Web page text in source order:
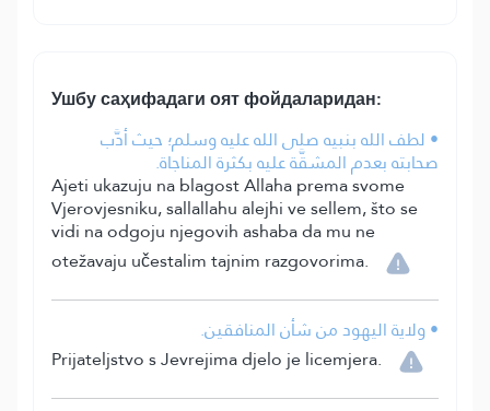
Ушбу саҳифадаги оят фойдаларидан:
• لطف الله بنبيه صلى الله عليه وسلم؛ حيث أدَّب
صحابته بعدم المشقَّة عليه بكثرة المناجاة.
Ajeti ukazuju na blagost Allaha prema svome
Vjerovjesniku, sallallahu alejhi ve sellem, što se
vidi na odgoju njegovih ashaba da mu ne
otežavaju učestalim tajnim razgovorima.
• ولاية اليهود من شأن المنافقين.
Prijateljstvo s Jevrejima djelo je licemjera.